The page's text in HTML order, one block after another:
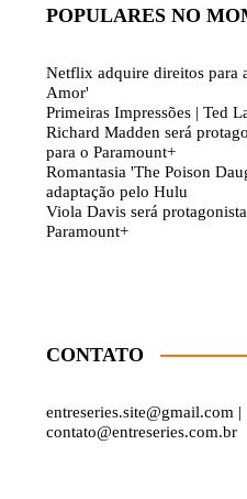
POPULARES NO
Netflix adquire direitos para
Amor'
Primeiras Impressões | Ted
Richard Madden será
para o Paramount+
Romantasia 'The Poison
adaptação pelo Hulu
Viola Davis será
Paramount+
CONTATO
entreseries.site@gmail.com |
contato@entreseries.com.br